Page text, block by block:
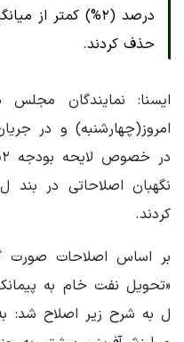
درصد (۲%) کمتر از
حذف کردند.
ایسنا: نمایندگان
امروز(چهارشنبه) و در
کردند.
«تحویل نفت خام به
ل به شرح زیر اصلاح شد: